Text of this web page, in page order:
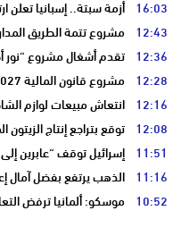
16:03 أزمة سبتة.. إسبانيا تعلن
12:43 مشروع تتمة الطريق
12:36 تقدم أشغال مشروع “نور أطلس
12:28 مشروع قانون المالية 2027 .. الحكومة تحدد أولويات المرحلة المقبلة
12:16 انتعاش مبيعات لوازم
12:08 توقع بتراجع إنتاج الزيتون
11:51 إسرائيل توقف “عابرين إلى
11:16 الذهب يرتفع بفضل آمال
10:52 موسكو: ألمانيا ترفض